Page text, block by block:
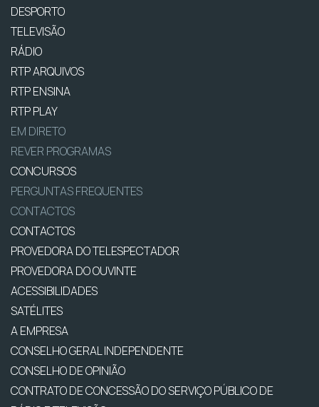
DESPORTO
TELEVISÃO
RÁDIO
RTP ARQUIVOS
RTP ENSINA
RTP PLAY
EM DIRETO
REVER PROGRAMAS
CONCURSOS
PERGUNTAS FREQUENTES
CONTACTOS
CONTACTOS
PROVEDORA DO TELESPECTADOR
PROVEDORA DO OUVINTE
ACESSIBILIDADES
SATÉLITES
A EMPRESA
CONSELHO GERAL INDEPENDENTE
CONSELHO DE OPINIÃO
CONTRATO DE CONCESSÃO DO SERVIÇO PÚBLICO DE